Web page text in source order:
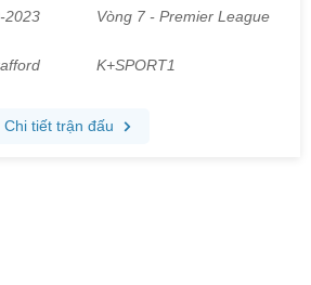
2023 Vòng 7 - Premier League
K+SPORT1
Chi tiết trận đấu